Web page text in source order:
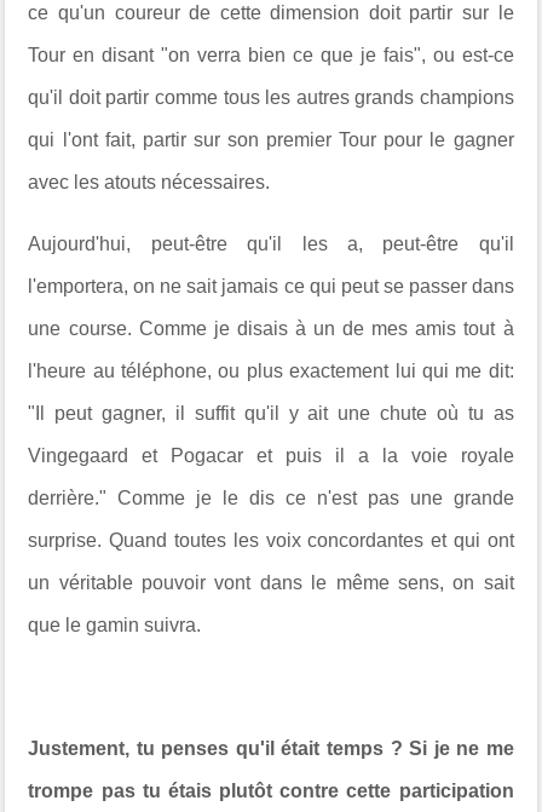
ce qu'un coureur de cette dimension doit partir sur le
Tour en disant "on verra bien ce que je fais", ou est-ce
qu'il doit partir comme tous les autres grands champions
qui l'ont fait, partir sur son premier Tour pour le gagner
avec les atouts nécessaires.
Aujourd'hui, peut-être qu'il les a, peut-être qu'il
l'emportera, on ne sait jamais ce qui peut se passer dans
une course. Comme je disais à un de mes amis tout à
l'heure au téléphone, ou plus exactement lui qui me dit:
"Il peut gagner, il suffit qu'il y ait une chute où tu as
Vingegaard et Pogacar et puis il a la voie royale
derrière." Comme je le dis ce n'est pas une grande
surprise. Quand toutes les voix concordantes et qui ont
un véritable pouvoir vont dans le même sens, on sait
que le gamin suivra.
Justement, tu penses qu'il était temps ? Si je ne me
trompe pas tu étais plutôt contre cette participation